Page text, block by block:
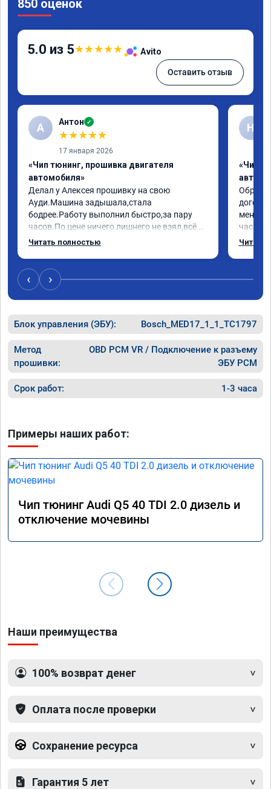
850 оценок
5.0 из 5★★★★★ Avito
Оставить отзыв
А Антон ✓
★★★★★
17 января 2026
«Чип тюнинг, прошивка двигателя
автомобиля»
Делал у Алексея прошивку на свою
Ауди.Машина задышала,стала
бодрее.Работу выполнил быстро,за пару
часов.По цене ничего лишнего не взял,всё
как договаривались заранее.После работы
случае поломки авто.Однозначно
рекомендую Алексея как грамотного
специалиста!
Читать полностью
Н
«Чип
меня
час
Арман
Читать
‹ ›
Блок управления (ЭБУ): Bosch_MED17_1_1_TC1797
Метод
прошивки:
OBD PCM VR / Подключение к разъему
ЭБУ PCM
Срок работ: 1-3 часа
Примеры наших работ:
Чип тюнинг Audi Q5 40 TDI 2.0 дизель и
отключение мочевины
Наши преимущества
100% возврат денег
Оплата после проверки
Сохранение ресурса
Гарантия 5 лет